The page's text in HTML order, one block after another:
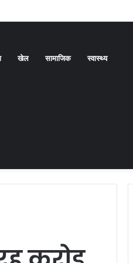
पुनर्रोजगार सेल’
खेल सामाजिक स्वास्थ्य